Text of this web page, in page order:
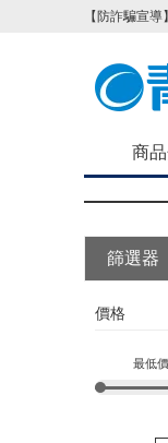
【防詐騙宣
商
篩選器
價格
最低